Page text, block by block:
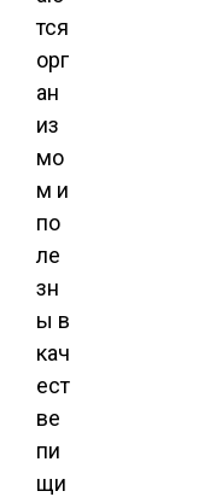
тся
орг
ан
из
мо
м и
по
ле
зн
ы в
кач
ест
ве
пи
щи